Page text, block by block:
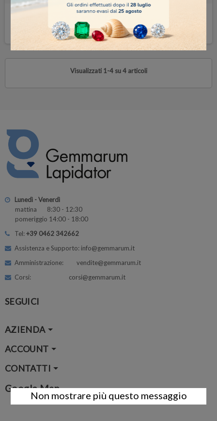
COMPRA COMPRA
Visualizzati 1-4 su 4 articoli
Lunedì - Venerdì
mattina 8:30 - 12:30
pomeriggio 14:00 - 18:00
Tel:+39 0462 342662
Assistenza e Supporto: info@gemmarum.it
Amministrazione: vendite@gemmarum.it
Corsi: corsi@gemmarum.it
SEGUICI
AZIENDA
ACCOUNT
CONTATTI
Google Map
Non mostrare più questo messaggio